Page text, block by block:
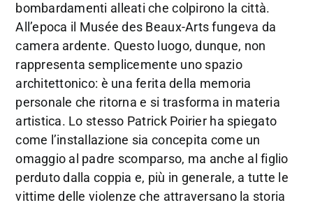
bombardamenti alleati che colpirono la città.
All’epoca il Musée des Beaux-Arts fungeva da
camera ardente. Questo luogo, dunque, non
rappresenta semplicemente uno spazio
architettonico: è una ferita della memoria
personale che ritorna e si trasforma in materia
artistica. Lo stesso Patrick Poirier ha spiegato
come l’installazione sia concepita come un
omaggio al padre scomparso, ma anche al figlio
perduto dalla coppia e, più in generale, a tutte le
vittime delle violenze che attraversano la storia